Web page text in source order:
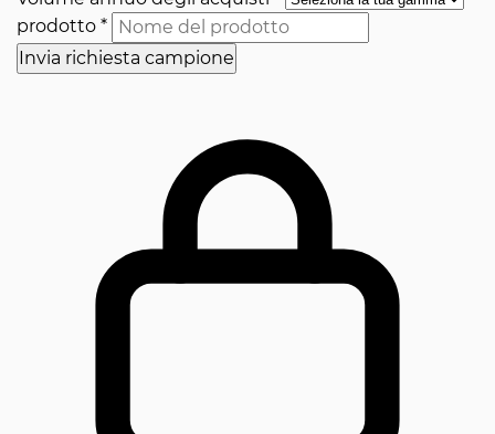
prodotto *
Invia richiesta campione